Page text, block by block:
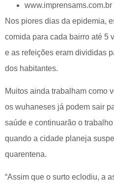
www.imprensams.com.br
Nos piores dias da epidemia,
comida para cada bairro até 5
e as refeições eram divididas
dos habitantes.
Muitos ainda trabalham como
os wuhaneses já podem sair
saúde e continuarão o
quando a cidade planeja
quarentena.
“Assim que o surto eclodiu, a